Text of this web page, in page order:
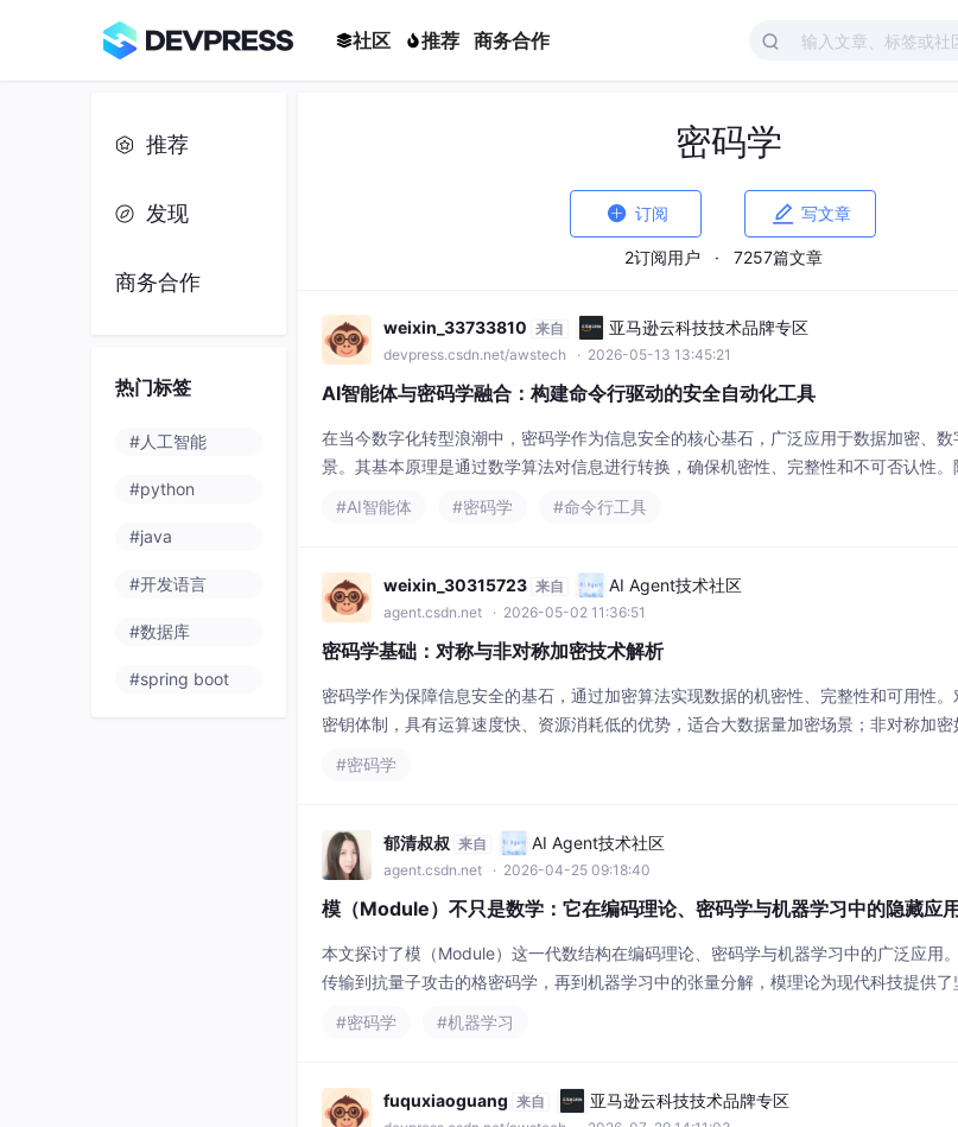
社区 推荐 商务合作
推荐
发现
商务合作
热门标签
#人工智能
#python
#java
#开发语言
#数据库
#spring boot
密码学
 订阅  写文章
2订阅用户 · 7257篇文章
weixin_33733810 来自 亚马逊云科技技术品牌专区
devpress.csdn.net/awstech · 2026-05-13 13:45:21
AI智能体与密码学融合：构建命令行驱动的安全自动化工具
在当今数字化转型浪潮中，密码学作为信息安全的核心基石，广泛应用于数据加密、
景。其基本原理是通过数学算法对信息进行转换，确保机密性、完整性和不可否认性。
破，大语言模型展现出强大的自然语言理解和任务规划能力，为传统工具链的智能化提
#AI智能体 #密码学 #命令行工具
weixin_30315723 来自 AI Agent技术社区
agent.csdn.net · 2026-05-02 11:36:51
密码学基础：对称与非对称加密技术解析
密码学作为保障信息安全的基石，通过加密算法实现数据的机密性、完整性和可用性
密钥体制，具有运算速度快、资源消耗低的优势，适合大数据量加密场景；非对称加密
对解决密钥分发难题，广泛应用于数字签名和身份认证。现代安全系统通常采用混合加
#密码学
郁清叔叔 来自 AI Agent技术社区
agent.csdn.net · 2026-04-25 09:18:40
模（Module）不只是数学：它在编码理论、密码学与机器学习中的隐藏应用
本文探讨了模（Module）这一代数结构在编码理论、密码学与机器学习中的广泛应用
传输到抗量子攻击的格密码学，再到机器学习中的张量分解，模理论为现代科技提供了
还介绍了模在同态加密、分布式计算等前沿领域的最新应用。
#密码学 #机器学习
fuquxiaoguang 来自 亚马逊云科技技术品牌专区